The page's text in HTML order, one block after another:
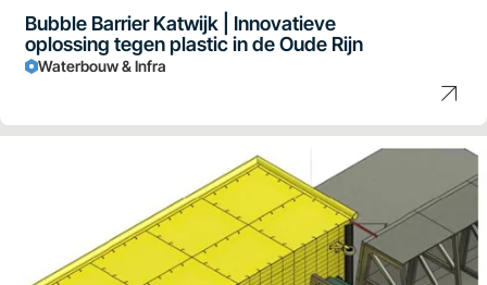
Bubble Barrier Katwijk | Innovatieve
oplossing tegen plastic in de Oude Rijn
Waterbouw & Infra